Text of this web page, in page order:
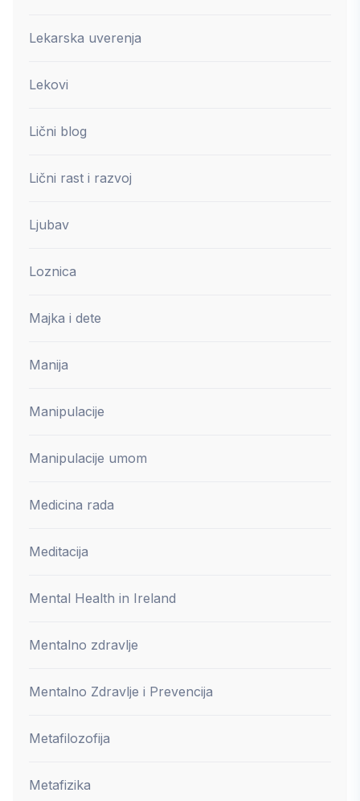
Lekarska uverenja
Lekovi
Lični blog
Lični rast i razvoj
Ljubav
Loznica
Majka i dete
Manija
Manipulacije
Manipulacije umom
Medicina rada
Meditacija
Mental Health in Ireland
Mentalno zdravlje
Mentalno Zdravlje i Prevencija
Metafilozofija
Metafizika